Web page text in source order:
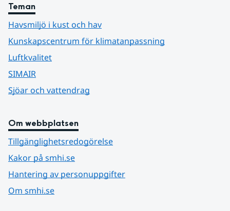
Teman
Havsmiljö i kust och hav
Kunskapscentrum för klimatanpassning
Luftkvalitet
SIMAIR
Sjöar och vattendrag
Om webbplatsen
Tillgänglighetsredogörelse
Kakor på smhi.se
Hantering av personuppgifter
Om smhi.se